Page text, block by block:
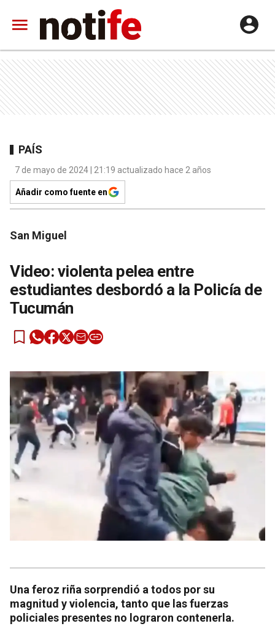
PAÍS
7 de mayo de 2024 | 21:19 actualizado hace 2 años
Añadir como fuente en
San Miguel
Video: violenta pelea entre
estudiantes desbordó a la Policía de
Tucumán
Una feroz riña sorprendió a todos por su
magnitud y violencia, tanto que las fuerzas
policiales presentes no lograron contenerla.